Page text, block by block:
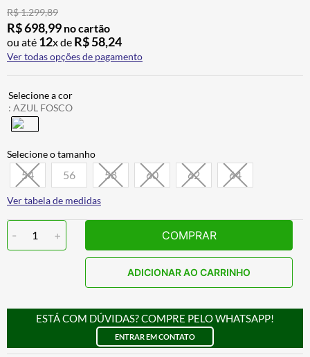
R$1.299,89
R$698,99 no cartão
ou até 12x de R$58,24
Ver todas opções de pagamento
: AZUL FOSCO
54 56 58 60 62 64
Ver tabela de medidas
- 1 + COMPRAR
ADICIONAR AO CARRINHO
ESTÁ COM DÚVIDAS? COMPRE PELO WHATSAPP!
ENTRAR EM CONTATO